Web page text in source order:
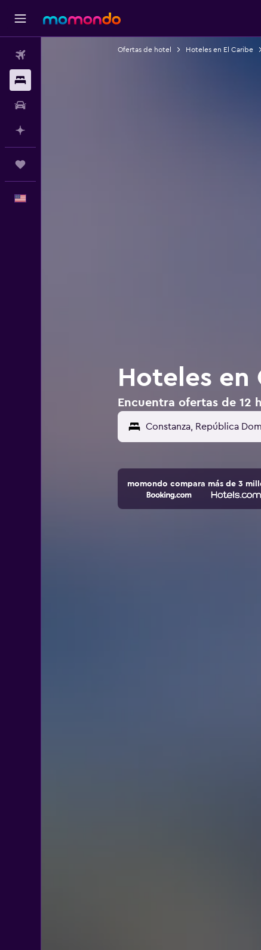
Ofertas de hotel Hoteles en El Caribe
Hoteles en
Encuentra ofertas de 12
momondo compara más de 3